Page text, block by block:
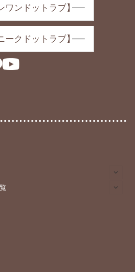
ワンドットラブ】
ークドットラブ】